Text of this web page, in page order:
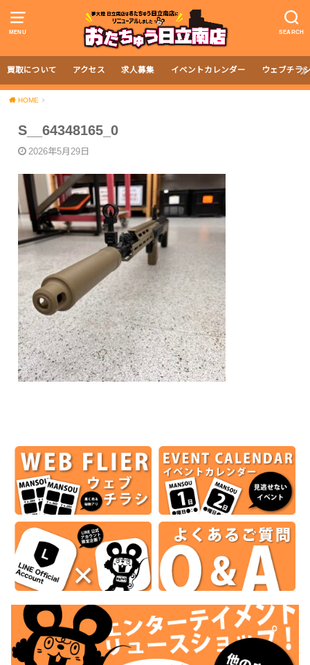
MENU SEARCH
買取について アクセス 求人募集 イベントカレンダー ウェブチラ
HOME
S__64348165_0
2026年5月29日